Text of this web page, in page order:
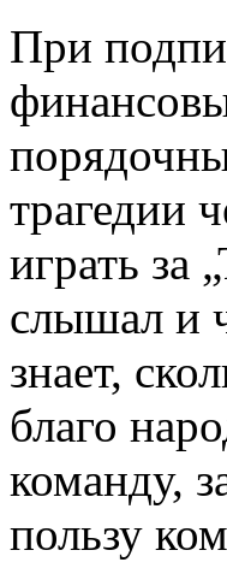
При
трагедии
играть за
слышал и
знает,
благо
команду,
пользу